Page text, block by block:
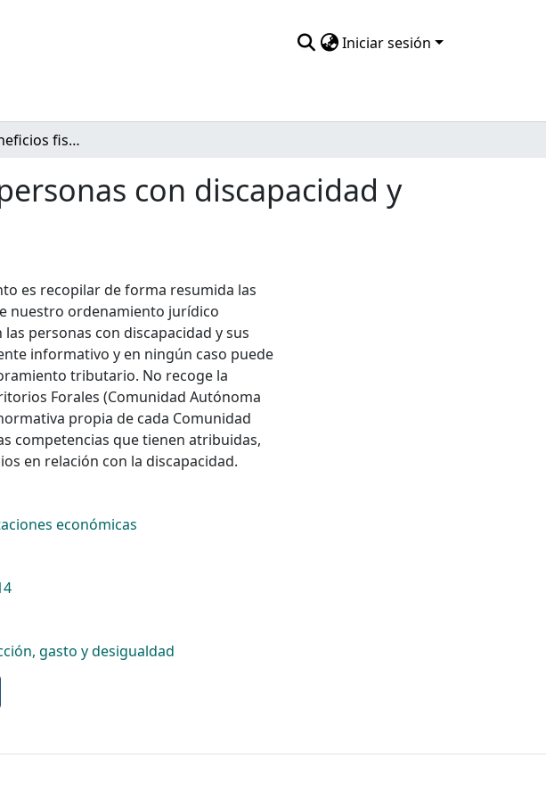
Iniciar sesión
Principales beneficios fiscales para las personas con discapacidad y sus familias. Guía informativa
con discapacidad y
es recopilar de forma resumida las
nuestro ordenamiento jurídico
personas con discapacidad y sus
informativo y en ningún caso puede
tributario. No recoge la
Forales (Comunidad Autónoma
propia de cada Comunidad
competencias que tienen atribuidas,
en relación con la discapacidad.
económicas
gasto y desigualdad